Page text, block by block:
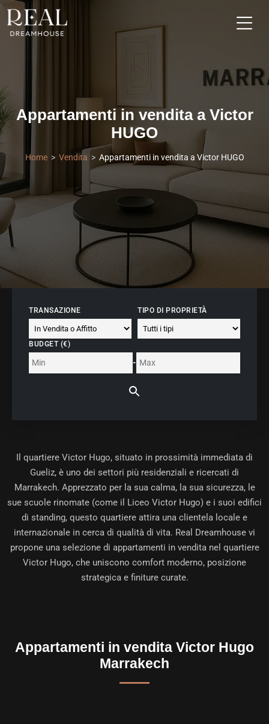
Appartamenti in vendita a Victor
HUGO
Home Vendita Appartamenti in vendita a Victor HUGO
TRANSAZIONE TIPO DI PROPRIETÀ
BUDGET (€)
-
Il quartiere Victor Hugo, situato in prossimità immediata di
Gueliz, è uno dei settori più residenziali e ricercati di
Marrakech. Apprezzato per la sua calma, la sua sicurezza, le
sue scuole rinomate (come il Liceo Victor Hugo) e i suoi edifici
di standing, questo quartiere attira una clientela locale e
internazionale in cerca di qualità di vita. Real Dreamhouse vi
propone una selezione di appartamenti in vendita nel quartiere
Victor Hugo, che uniscono comfort moderno, posizione
strategica e finiture curate.
Appartamenti in vendita Victor Hugo
Marrakech